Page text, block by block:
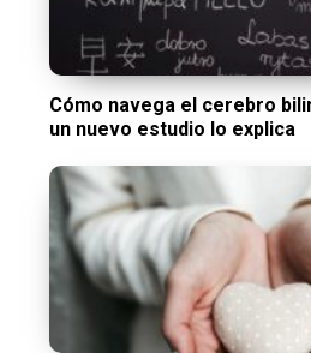
Cómo navega el cerebro
un nuevo estudio lo explica